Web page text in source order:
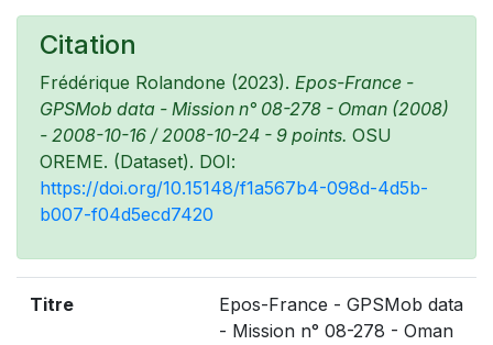
Citation
Frédérique Rolandone (2023). Epos-France -
GPSMob data - Mission n° 08-278 - Oman (2008)
- 2008-10-16 / 2008-10-24 - 9 points. OSU
OREME. (Dataset). DOI:
https://doi.org/10.15148/f1a567b4-098d-4d5b-
b007-f04d5ecd7420
Titre
Epos-France - GPSMob data
- Mission n° 08-278 - Oman